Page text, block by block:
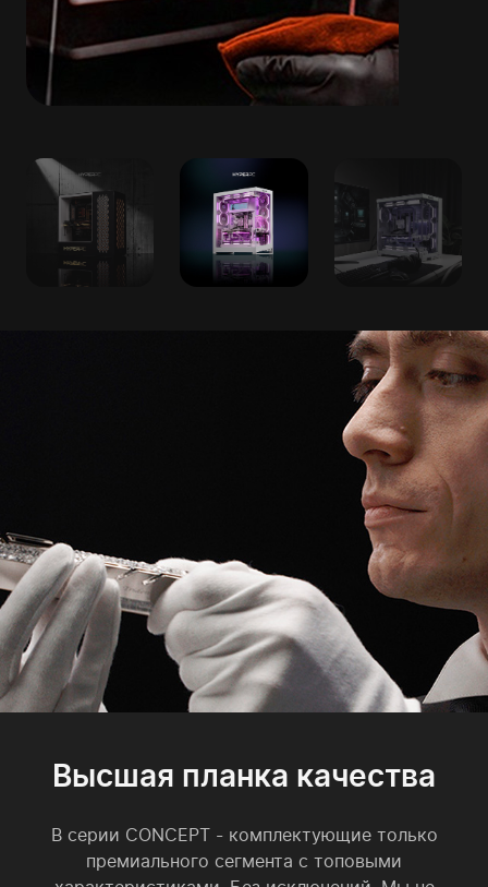
Высшая планка качества
В серии CONCEPT - комплектующие только
премиального сегмента с топовыми